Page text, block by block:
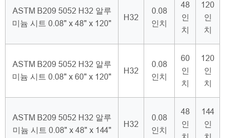
ASTM B209 5052 H32 알루
미늄 시트 0.08" x 48" x 120"
H32
0.08
인치
48
인
치
120
인
치
ASTM B209 5052 H32 알루
미늄 시트 0.08" x 60" x 120"
H32
0.08
인치
60
인
치
120
인
치
ASTM B209 5052 H32 알루
미늄 시트 0.08" x 48" x 144"
H32
0.08
인치
48
인
144
인